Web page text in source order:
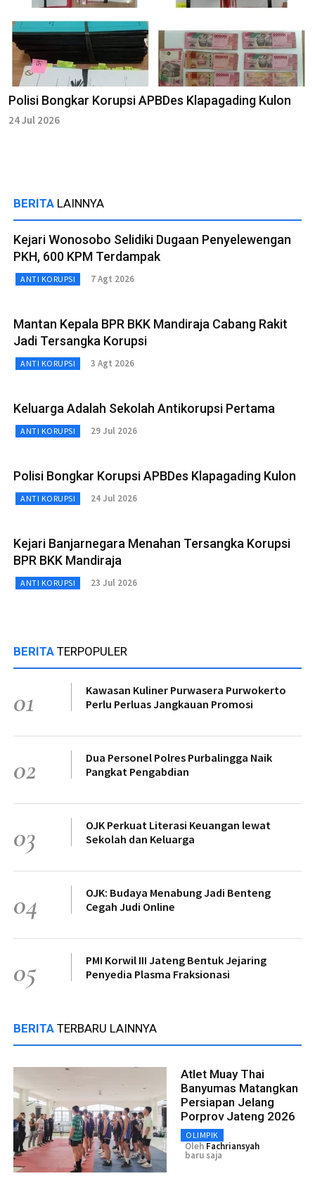
Polisi Bongkar Korupsi APBDes Klapagading Kulon
24 Jul 2026
BERITA LAINNYA
Kejari Wonosobo Selidiki Dugaan Penyelewengan
PKH, 600 KPM Terdampak
ANTI KORUPSI 7 Agt 2026
Mantan Kepala BPR BKK Mandiraja Cabang Rakit
Jadi Tersangka Korupsi
ANTI KORUPSI 3 Agt 2026
Keluarga Adalah Sekolah Antikorupsi Pertama
ANTI KORUPSI 29 Jul 2026
Polisi Bongkar Korupsi APBDes Klapagading Kulon
ANTI KORUPSI 24 Jul 2026
Kejari Banjarnegara Menahan Tersangka Korupsi
BPR BKK Mandiraja
ANTI KORUPSI 23 Jul 2026
BERITA TERPOPULER
01
Kawasan Kuliner Purwasera Purwokerto
Perlu Perluas Jangkauan Promosi
02
Dua Personel Polres Purbalingga Naik
Pangkat Pengabdian
03
OJK Perkuat Literasi Keuangan lewat
Sekolah dan Keluarga
04
OJK: Budaya Menabung Jadi Benteng
Cegah Judi Online
05
PMI Korwil III Jateng Bentuk Jejaring
Penyedia Plasma Fraksionasi
BERITA TERBARU LAINNYA
Atlet Muay Thai
Banyumas Matangkan
Persiapan Jelang
Porprov Jateng 2026
OLIMPIK
Oleh Fachriansyah
baru saja